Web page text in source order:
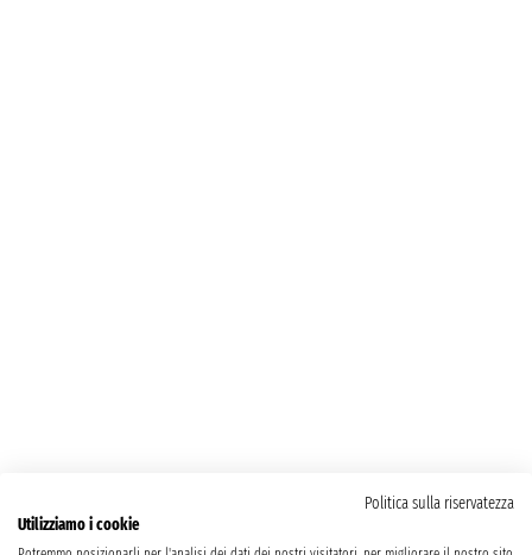
Politica sulla riservatezza
Utilizziamo i cookie